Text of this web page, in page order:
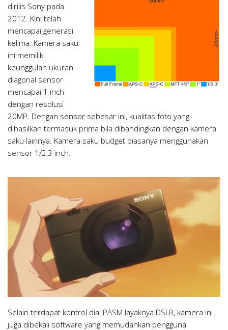
dirilis Sony pada
2012. Kini telah
mencapai generasi
kelima. Kamera saku
ini memiliki
keunggulan ukuran
diagonal sensor
mencapai 1 inch
dengan resolusi
20MP. Dengan sensor sebesar ini, kualitas foto yang
dihasilkan termasuk prima bila dibandingkan dengan kamera
saku lainnya. Kamera saku budget biasanya menggunakan
sensor 1/2,3 inch.
Selain terdapat kontrol dial PASM layaknya DSLR, kamera ini
juga dibekali software yang memudahkan pengguna